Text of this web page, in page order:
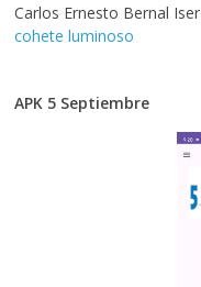
Carlos Ernesto Bernal Iser
cohete luminoso
APK 5 Septiembre